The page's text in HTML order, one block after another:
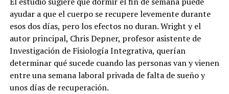
ayudar a que el cuerpo se recupere levemente durante
esos dos días, pero los efectos no duran. Wright y el
autor principal, Chris Depner, profesor asistente de
Investigación de Fisiología Integrativa, querían
determinar qué sucede cuando las personas van y vienen
entre una semana laboral privada de falta de sueño y
unos días de recuperación.